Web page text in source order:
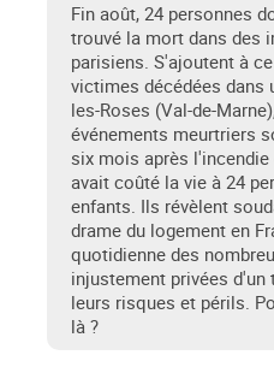
Fin août, 24 personnes
trouvé la mort dans des
parisiens. S'ajoutent à
victimes décédées dans
les-Roses (Val-de-
événements meurtriers
six mois après
avait coûté la vie à 24
enfants. Ils révèlent
drame du logement en
quotidienne des
injustement privées
leurs risques et périls.
là ?